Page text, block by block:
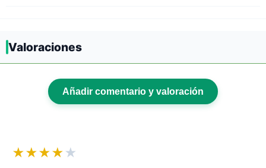
Valoraciones
Añadir comentario y valoración
★★★★ ★